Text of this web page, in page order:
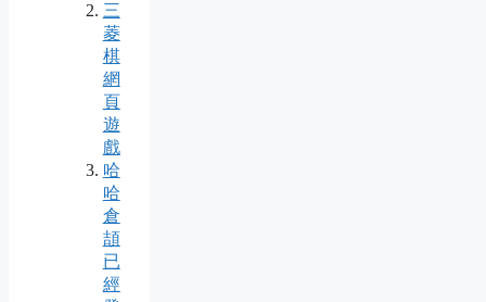
三
菱
棋
網
頁
遊
戲
哈
哈
倉
頡
已
經